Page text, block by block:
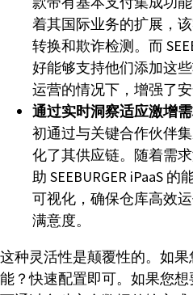
着其国际业务的扩展，
转换和欺诈检测。而
好能够支持他们添加这
运营的情况下，增强了安
通过实时洞察适应激增需
初通过与关键合作伙伴
化了其供应链。随着需
助 SEEBURGER iPaaS
可视化，确保仓库高效
满意度。
这种灵活性是颠覆性的。如
能？快速配置即可。如果您想